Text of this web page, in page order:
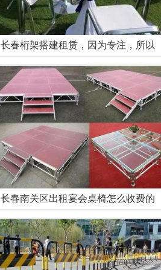
长春桁架搭建租赁，因为专注，所以
长春南关区出租宴会桌椅怎么收费的